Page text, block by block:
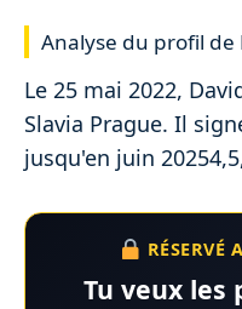
Analyse du profil de
Le 25 mai 2022,
Slavia Prague. Il
jusqu'en juin
RÉSERVÉ
Tu veux les